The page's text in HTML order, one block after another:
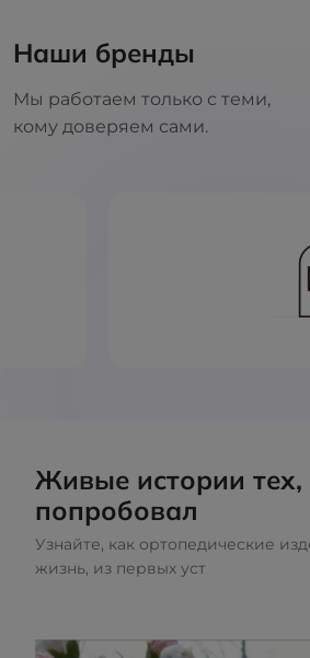
Наши бренды
Мы работаем только с теми,
кому доверяем сами.
Живые истории тех,
попробовал
Узнайте, как ортопедические
жизнь, из первых уст